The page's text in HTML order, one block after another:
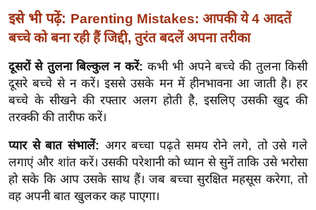
त
यं
इं
डि
या
हि
त्य
ज
ग
इसे भी पढ़ें: Parenting Mistakes: आपकी ये 4 आदतें
बच्चे को बना रही हैं जिद्दी, तुरंत बदलें अपना तरीका
दूसरों से तुलना बिल्कुल न करें: कभी भी अपने बच्चे की तुलना किसी
दूसरे बच्चे से न करें। इससे उसके मन में हीनभावना आ जाती है। हर
बच्चे के सीखने की रफ्तार अलग होती है, इसलिए उसकी खुद की
तरक्की की तारीफ करें।
प्यार से बात संभालें: अगर बच्चा पढ़ते समय रोने लगे, तो उसे गले
लगाएं और शांत करें। उसकी परेशानी को ध्यान से सुनें ताकि उसे भरोसा
हो सके कि आप उसके साथ हैं। जब बच्चा सुरक्षित महसूस करेगा, तो
वह अपनी बात खुलकर कह पाएगा।